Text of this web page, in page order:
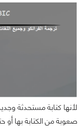
لأنها كتابة مستحدثة
صعوبة من الكتابة بها أو